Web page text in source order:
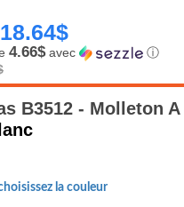
18.64$
4.66$avec ⓘ
B3512 - Molleton
la couleur